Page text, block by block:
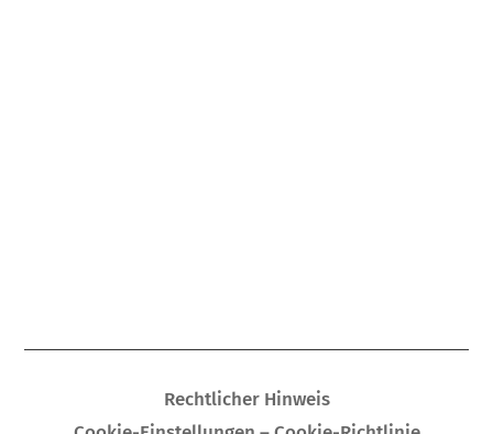
Rechtlicher Hinweis